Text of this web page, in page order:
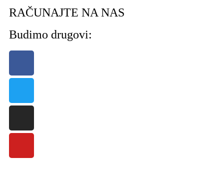
RAČUNAJTE NA NAS
Budimo drugovi: